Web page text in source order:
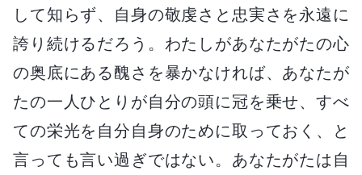
して知らず、自身の敬虔さと忠実さを永遠に
誇り続けるだろう。わたしがあなたがたの心
の奥底にある醜さを暴かなければ、あなたが
たの一人ひとりが自分の頭に冠を乗せ、すべ
ての栄光を自分自身のために取っておく、と
言っても言い過ぎではない。あなたがたは自